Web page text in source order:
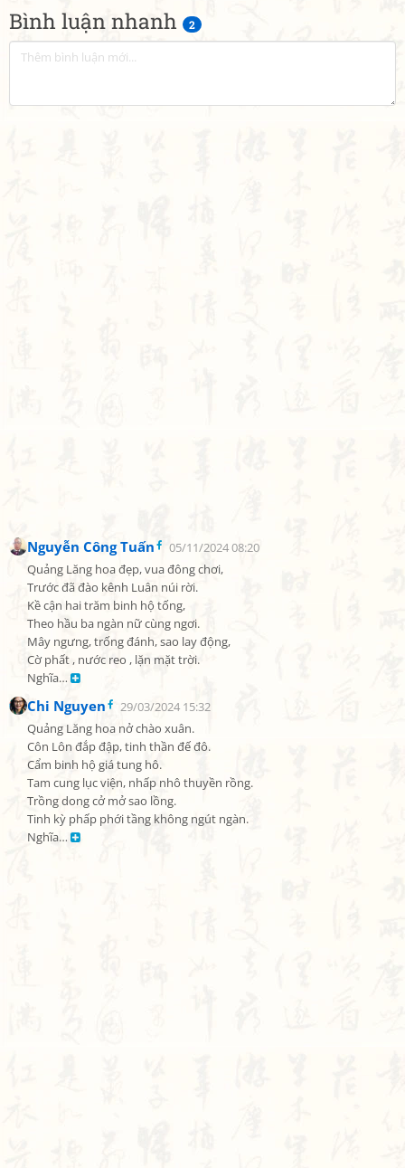
Bình luận nhanh 2
Nguyễn Công Tuấn
05/11/2024 08:20
Quảng Lăng hoa đẹp, vua đông chơi,
Trước đã đào kênh Luân núi rời.
Kề cận hai trăm binh hộ tống,
Theo hầu ba ngàn nữ cùng ngơi.
Mây ngưng, trống đánh, sao lay động,
Cờ phất , nước reo , lặn mặt trời.
Nghĩa…
Chi Nguyen
29/03/2024 15:32
Quảng Lăng hoa nở chào xuân.
Côn Lôn đắp đập, tinh thần đế đô.
Cẩm binh hộ giá tung hô.
Tam cung lục viện, nhấp nhô thuyền rồng.
Trồng dong cở mở sao lồng.
Tinh kỳ phấp phới tầng không ngút ngàn.
Nghĩa…